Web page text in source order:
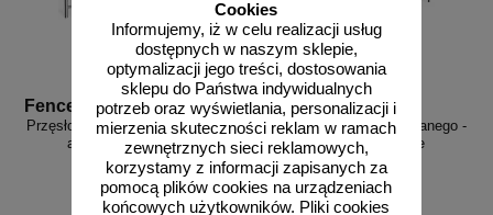
Cookies
Informujemy, iż w celu realizacji usług
dostępnych w naszym sklepie,
optymalizacji jego treści, dostosowania
sklepu do Państwa indywidualnych
potrzeb oraz wyświetlania, personalizacji i
mierzenia skuteczności reklam w ramach
zewnętrznych sieci reklamowych,
korzystamy z informacji zapisanych za
pomocą plików cookies na urządzeniach
końcowych użytkowników. Pliki cookies
Fence A1
Przęsło ogrodzenia budowlanego -
ażurowe standardowe
Fence A2
Przęsło ogrodzenia budowlanego -
ażurowe zaokrąglone